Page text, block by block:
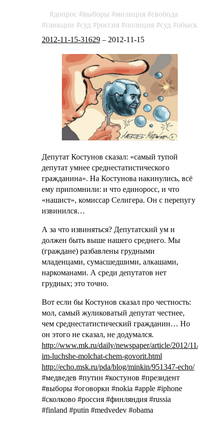
допрос выборы милиция
свобода
санкции
суд россия полиция суд
обыск
2012-11-15-31629– 2012-11-15
Депутат Костунов сказал: «самый тупой
депутат умнее среднестатистического
гражданина». На Костунова накинулись, всё
ему припомнили: и что единоросс, и что
«нашист», комиссар Селигера. Он с перепугу
извинился…
А за что извиняться? Депутатский ум и
должен быть выше нашего среднего. Мы
(граждане) разбавлены грудными
младенцами, сумасшедшими, алкашами,
наркоманами. А среди депутатов нет
грудных; это точно.
Вот если бы Костунов сказал про честность:
мол, самый жуликоватый депутат честнее,
чем среднестатистический гражданин… Но
он этого не сказал, не додумался.
http://www.mk.ru/daily/newspaper/article/2012/11/14/
im-luchshe-molchat-chem-govorit.html
http://echo.msk.ru/pda/blog/minkin/951347-echo/
#медведев #путин #костунов #президент
#выборы #оговорки #nokia #apple #iphone
#сколково #россия #финляндия #russia
#finland #putin #medvedev #obama